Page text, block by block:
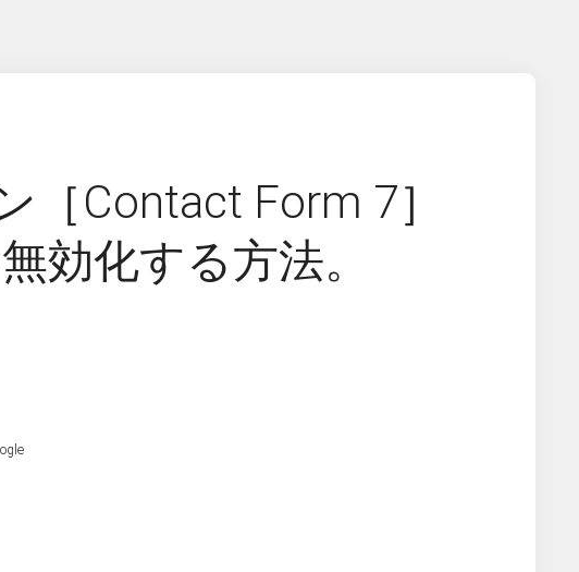
［Contact Form 7］
効化する方法。